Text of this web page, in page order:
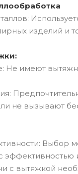
изделий и
Не имеют
не вызывают
Выбор
эффективностью
с вытяжкой